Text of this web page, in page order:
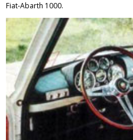
Fiat-Abarth 1000.